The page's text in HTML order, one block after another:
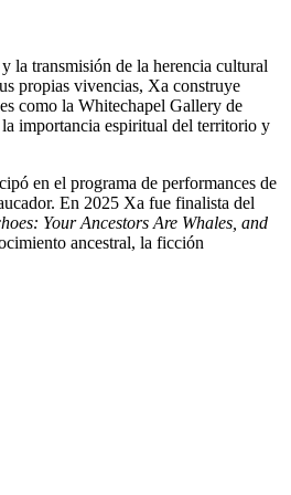
la transmisión de la herencia cultural
propias vivencias, Xa construye
como la Whitechapel Gallery de
importancia espiritual del territorio y
en el programa de performances de
En 2025 Xa fue finalista del
Your Ancestors Are Whales, and
ancestral, la ficción